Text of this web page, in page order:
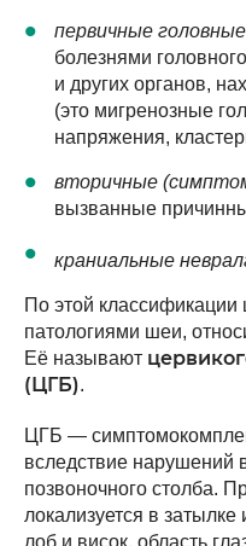
первичные
болезнями
и других органов,
(это мигренозные
напряжения,
вторичные
вызванные
краниальные
По этой
патологиями шеи,
Её называют
(ЦГБ).
ЦГБ —
вследствие нарушений
позвоночного столба.
локализуется в
лоб и висок, область